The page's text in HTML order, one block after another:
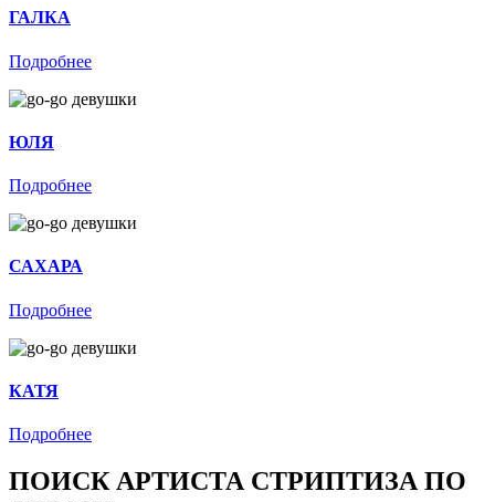
ГАЛКА
Подробнее
ЮЛЯ
Подробнее
САХАРА
Подробнее
КАТЯ
Подробнее
ПОИСК АРТИСТА СТРИПТИЗА ПО